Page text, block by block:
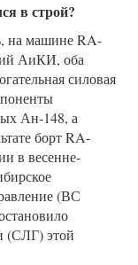
в строй?
на машине RA-
АиКИ, оба
силовая
Ан-148, а
борт RA-
в весенне-
(ВС
(СЛГ) этой